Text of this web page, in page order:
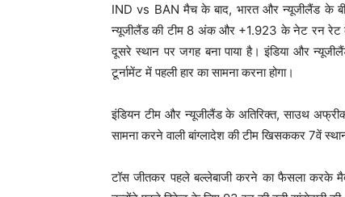
IND vs BAN मैच के बाद, भारत और न्यूजीलैंड के
न्यूजीलैंड की टीम 8 अंक और +1.923 के नेट रन रेट
दूसरे स्थान पर जगह बना पाया है। इंडिया और
टूर्नामेंट में पहली हार का सामना करना होगा।
इंडियन टीम और न्यूजीलैंड के अतिरिक्त, साउथ
सामना करने वाली बांग्लादेश की टीम खिसककर 7वें
टॉस जीतकर पहले बल्लेबाजी करने का फैसला करके